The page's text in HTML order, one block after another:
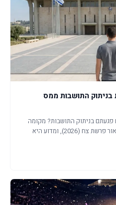
התושבות ממס
בניתוק התושבות? מקומה
של ההצבעה במבחן מרכז החיים לאור פרשת צח (2026), ומדוע היא